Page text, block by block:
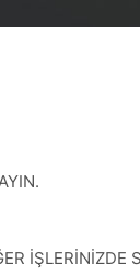
İŞLERİNİZDE